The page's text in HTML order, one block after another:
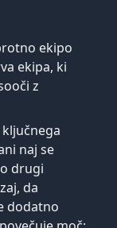
ekipo
ekipa, ki
z
naj se
drugi
da
dodatno